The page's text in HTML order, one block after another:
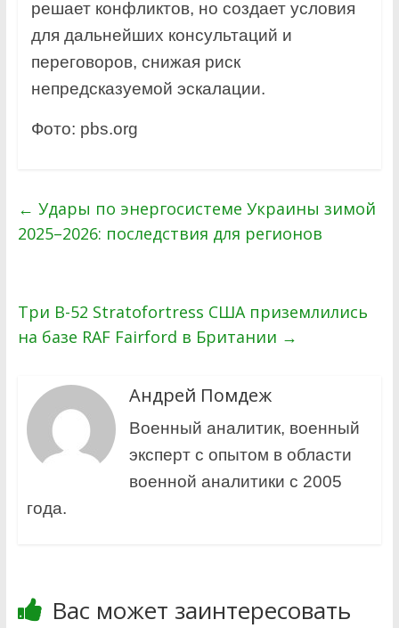
решает конфликтов, но создает условия
для дальнейших консультаций и
переговоров, снижая риск
непредсказуемой эскалации.
Фото: pbs.org
← Удары по энергосистеме Украины зимой
2025–2026: последствия для регионов
Три B-52 Stratofortress США приземлились
на базе RAF Fairford в Британии →
Андрей Помдеж
Военный аналитик, военный
эксперт с опытом в области
военной аналитики с 2005
года.
Вас может заинтересовать